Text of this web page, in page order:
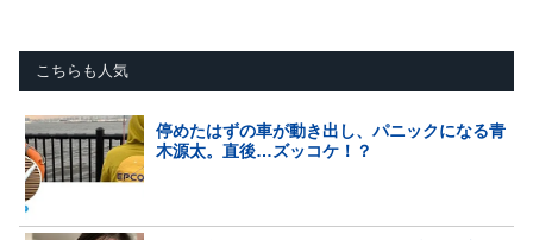
こちらも人気
停めたはずの車が動き出し、パニックになる青
木源太。直後…ズッコケ！？